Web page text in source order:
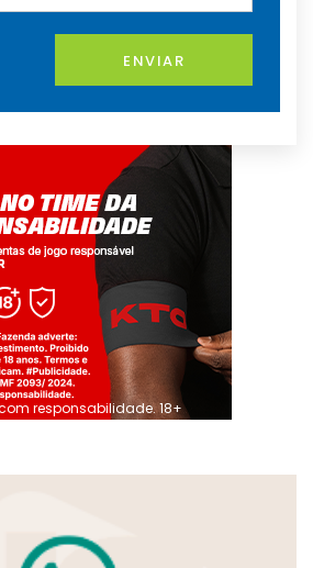
ENVIAR
responsabilidade. 18+